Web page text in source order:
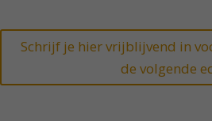
Schrijf je hier vrijblijvend in
de volgende